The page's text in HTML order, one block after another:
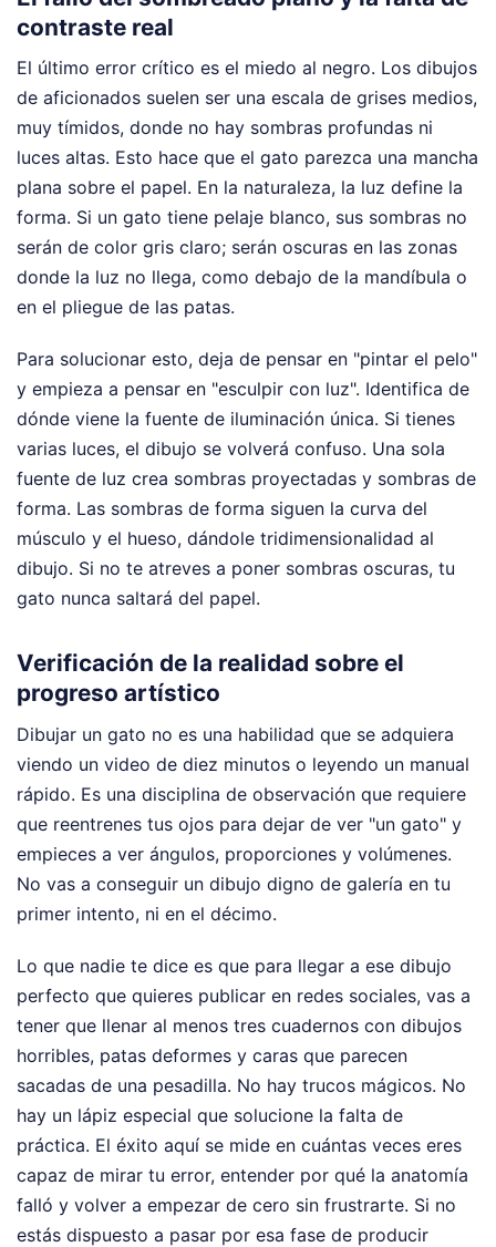
contraste real
El último error crítico es el miedo al negro. Los dibujos
de aficionados suelen ser una escala de grises medios,
muy tímidos, donde no hay sombras profundas ni
luces altas. Esto hace que el gato parezca una mancha
plana sobre el papel. En la naturaleza, la luz define la
forma. Si un gato tiene pelaje blanco, sus sombras no
serán de color gris claro; serán oscuras en las zonas
donde la luz no llega, como debajo de la mandíbula o
en el pliegue de las patas.
Para solucionar esto, deja de pensar en "pintar el pelo"
y empieza a pensar en "esculpir con luz". Identifica de
dónde viene la fuente de iluminación única. Si tienes
varias luces, el dibujo se volverá confuso. Una sola
fuente de luz crea sombras proyectadas y sombras de
forma. Las sombras de forma siguen la curva del
músculo y el hueso, dándole tridimensionalidad al
dibujo. Si no te atreves a poner sombras oscuras, tu
gato nunca saltará del papel.
Verificación de la realidad sobre el
progreso artístico
Dibujar un gato no es una habilidad que se adquiera
viendo un video de diez minutos o leyendo un manual
rápido. Es una disciplina de observación que requiere
que reentrenes tus ojos para dejar de ver "un gato" y
empieces a ver ángulos, proporciones y volúmenes.
No vas a conseguir un dibujo digno de galería en tu
primer intento, ni en el décimo.
Lo que nadie te dice es que para llegar a ese dibujo
perfecto que quieres publicar en redes sociales, vas a
tener que llenar al menos tres cuadernos con dibujos
horribles, patas deformes y caras que parecen
sacadas de una pesadilla. No hay trucos mágicos. No
hay un lápiz especial que solucione la falta de
práctica. El éxito aquí se mide en cuántas veces eres
capaz de mirar tu error, entender por qué la anatomía
falló y volver a empezar de cero sin frustrarte. Si no
estás dispuesto a pasar por esa fase de producir